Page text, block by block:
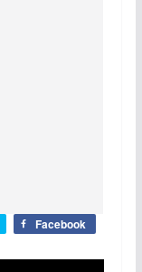
Facebook